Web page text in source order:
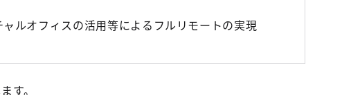
ャルオフィスの活用等によるフルリモートの実現
す。